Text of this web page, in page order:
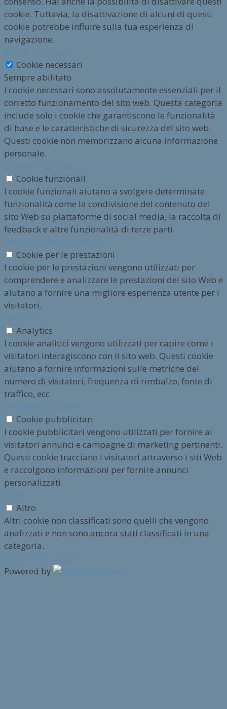
cookie. Tuttavia, la disattivazione di alcuni di questi
cookie potrebbe influire sulla tua esperienza di
navigazione.
Cookie necessari
Sempre abilitato
I cookie necessari sono assolutamente essenziali per il
corretto funzionamento del sito web. Questa categoria
include solo i cookie che garantiscono le funzionalità
di base e le caratteristiche di sicurezza del sito web.
Questi cookie non memorizzano alcuna informazione
personale.
Cookie funzionali
I cookie funzionali aiutano a svolgere determinate
funzionalità come la condivisione del contenuto del
sito Web su piattaforme di social media, la raccolta di
feedback e altre funzionalità di terze parti.
Cookie per le prestazioni
I cookie per le prestazioni vengono utilizzati per
comprendere e analizzare le prestazioni del sito Web e
aiutano a fornire una migliore esperienza utente per i
visitatori.
Analytics
I cookie analitici vengono utilizzati per capire come i
visitatori interagiscono con il sito web. Questi cookie
aiutano a fornire informazioni sulle metriche del
numero di visitatori, frequenza di rimbalzo, fonte di
traffico, ecc.
Cookie pubblicitari
I cookie pubblicitari vengono utilizzati per fornire ai
visitatori annunci e campagne di marketing pertinenti.
Questi cookie tracciano i visitatori attraverso i siti Web
e raccolgono informazioni per fornire annunci
personalizzati.
Altro
Altri cookie non classificati sono quelli che vengono
analizzati e non sono ancora stati classificati in una
categoria.
Powered by